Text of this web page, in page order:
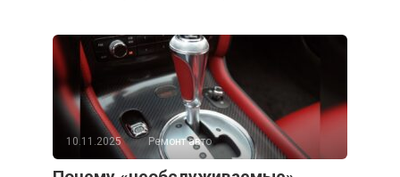
10.11.2025 Ремонт авто